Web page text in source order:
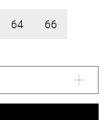
64 66